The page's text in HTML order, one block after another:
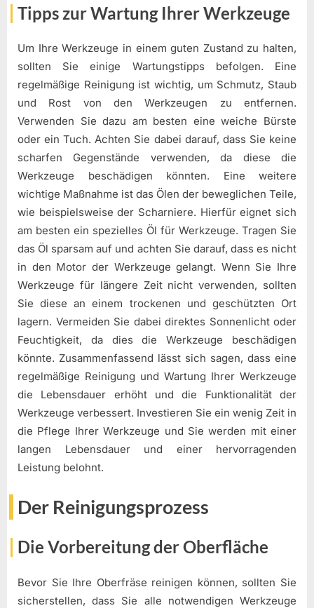
Tipps zur Wartung Ihrer Werkzeuge
Um Ihre Werkzeuge in einem guten Zustand zu halten,
sollten Sie einige Wartungstipps befolgen. Eine
regelmäßige Reinigung ist wichtig, um Schmutz, Staub
und Rost von den Werkzeugen zu entfernen.
Verwenden Sie dazu am besten eine weiche Bürste
oder ein Tuch. Achten Sie dabei darauf, dass Sie keine
scharfen Gegenstände verwenden, da diese die
Werkzeuge beschädigen könnten. Eine weitere
wichtige Maßnahme ist das Ölen der beweglichen Teile,
wie beispielsweise der Scharniere. Hierfür eignet sich
am besten ein spezielles Öl für Werkzeuge. Tragen Sie
das Öl sparsam auf und achten Sie darauf, dass es nicht
in den Motor der Werkzeuge gelangt. Wenn Sie Ihre
Werkzeuge für längere Zeit nicht verwenden, sollten
Sie diese an einem trockenen und geschützten Ort
lagern. Vermeiden Sie dabei direktes Sonnenlicht oder
Feuchtigkeit, da dies die Werkzeuge beschädigen
könnte. Zusammenfassend lässt sich sagen, dass eine
regelmäßige Reinigung und Wartung Ihrer Werkzeuge
die Lebensdauer erhöht und die Funktionalität der
Werkzeuge verbessert. Investieren Sie ein wenig Zeit in
die Pflege Ihrer Werkzeuge und Sie werden mit einer
langen Lebensdauer und einer hervorragenden
Leistung belohnt.
Der Reinigungsprozess
Die Vorbereitung der Oberfläche
Bevor Sie Ihre Oberfräse reinigen können, sollten Sie
sicherstellen, dass Sie alle notwendigen Werkzeuge